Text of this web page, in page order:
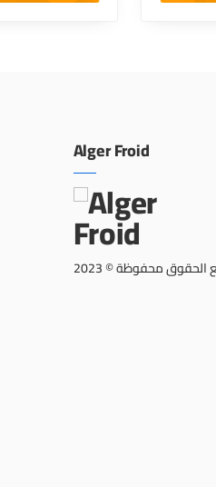
Alger Froid
الحقوق محفوظة © 2023